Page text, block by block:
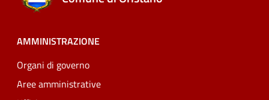
AMMINISTRAZIONE
Organi di governo
Aree amministrative